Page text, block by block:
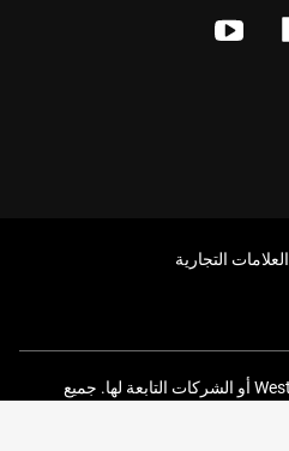
العلامات التجارية
© 2026 Western Digital Corporation أو الشركات التابعة لها. جميع